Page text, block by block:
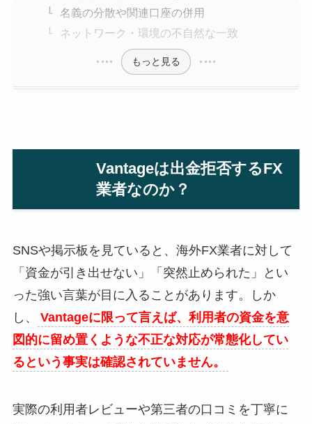
名義の分散や関連口座の併用
ネットワーク・環境の不自然な一致
もっと見る
Vantageは出金拒否するFX
業者なのか？
SNSや掲示板を見ていると、海外FX業者に対して
「資金が引き出せない」「突然止められた」とい
った強い言葉が目に入ることがあります。しか
し、
Vantageに限って言えば、利用者の資金を意
図的に留め置くような不正な対応が常態化してい
るという事実は確認されていません。
実際の利用者レビューや第三者の口コミを丁寧に